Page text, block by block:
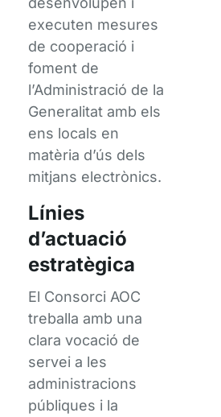
executen mesures
de cooperació i
foment de
l’Administració de la
Generalitat amb els
ens locals en
matèria d’ús dels
mitjans electrònics.
Línies
d’actuació
estratègica
El Consorci AOC
treballa amb una
clara vocació de
servei a les
administracions
públiques i la